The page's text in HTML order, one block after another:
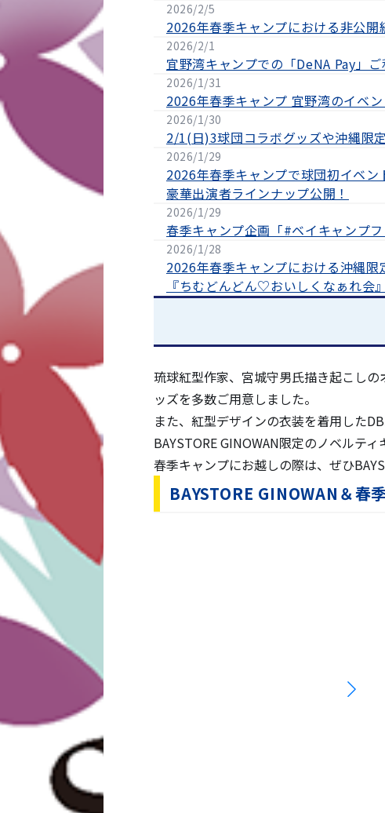
2026/2/5
2026年春季キャンプにおける非公開
2026/2/1
宜野湾キャンプでの「DeNA Pay」
2026/1/31
2026年春季キャンプ 宜野湾のイベ
2026/1/30
2/1(日)3球団コラボグッズや沖縄限
2026/1/29
2026年春季キャンプで球団初イベ
豪華出演者ラインナップ公開！
2026/1/29
春季キャンプ企画「#ベイキャンプ
2026/1/28
2026年春季キャンプにおける沖縄
『ちむどんどん♡おいしくなぁれ会
『2026 SPRING CAMP Supported
2026/1/23
2026/1/23
2026年春季キャンプ 応援ポスター
2026/1/22
2026年春季キャンプにおけるファ
野球体験などの楽しい企画が満載！
2026/1/20
宜野湾でのファンサービスコンテン
2026年春季キャンプ 場内規制・注
2026年春季キャンプにDB.スターマ
『2026 SPRING CAMP Supported
京急アドエンタープライズ「2026
琉球紅型作家、宮城守男氏描き起こし
ッズを多数ご用意しました。
また、紅型デザインの衣装を着用した
BAYSTORE GINOWAN限定のノベルティ
春季キャンプにお越しの際は、ぜひ
BAYSTORE GINOWAN＆春